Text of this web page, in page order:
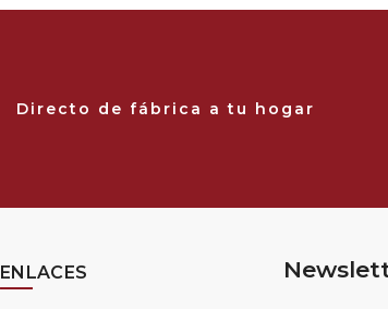
Directo de fábrica a tu hogar
ENLACES